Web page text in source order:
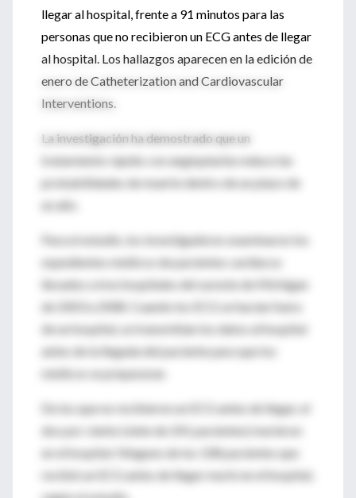
llegar al hospital, frente a 91 minutos para las
personas que no recibieron un ECG antes de llegar
al hospital. Los hallazgos aparecen en la edición de
enero de Catheterization and Cardiovascular
Interventions.
La investigación ha demostrado que un
tratamiento rápido con angioplastia reduce las
probabilidades de muerte dentro de un plazo de
un año.
Para el estudio, los investigadores examinaron los
expedientes médicos de pacientes cardiacos
llevados a tres hospitales del sureste de Michigan
de 2003 a 2008. Cuando los ECG se hacían fuera
de un hospital, se transmitían los datos al hospital
antes de la llegada del paciente para que los
médicos se prepararan.
De los que no recibieron un ECG antes de llegar, el
dos por ciento (siete de 241 pacientes) murieron
en el hospital. Ninguno de los 108 pacientes que
recibió un ECG antes de llegar murió en el hospital,